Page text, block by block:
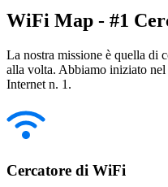
WiFi Map - #1
La nostra missione è quella di
alla volta. Abbiamo iniziato
Internet n. 1.
Cercatore di WiFi